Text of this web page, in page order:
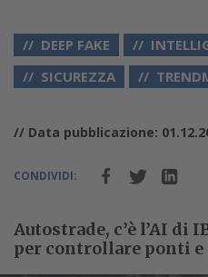
DEEP FAKE
SICUREZZA
// Data pubblicazione:
CONDIVIDI:
Autostrade, c’è l’AI di
per controllare ponti